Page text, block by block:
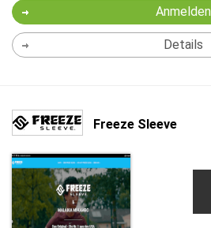
Anmelden
Details
Freeze Sleeve